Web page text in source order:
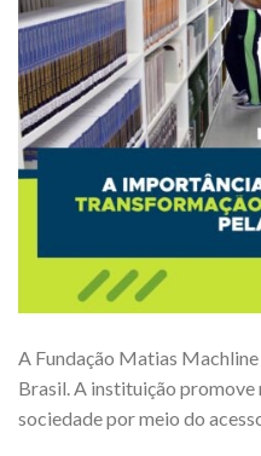
A Fundação Matias
Brasil. A instituição promove
sociedade por meio do